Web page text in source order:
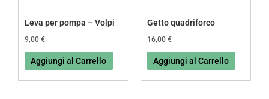
Leva per pompa – Volpi
9,00 €
Aggiungi al Carrello
Getto quadriforco
16,00 €
Aggiungi al Carrello